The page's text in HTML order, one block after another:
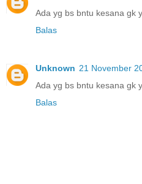
Ada yg bs bntu kesana gk
Balas
Unknown 21 November
Ada yg bs bntu kesana gk
Balas